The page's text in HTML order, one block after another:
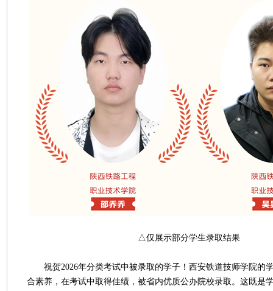
△仅展示部分学生录取结果
祝贺2026年分类考试中被录取的学子！西安铁道技师学院的
合素养，在考试中取得佳绩，被省内优质公办院校录取。这既是